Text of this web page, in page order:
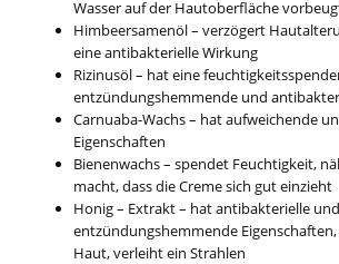
Wasser auf der Hautoberfläche
Himbeersamenöl – verzögert
eine antibakterielle Wirkung
Rizinusöl – hat eine
entzündungshemmende und
Carnuaba-Wachs – hat aufweichende
Eigenschaften
Bienenwachs – spendet Feuchtigkeit,
macht, dass die Creme sich gut einzieht
Honig – Extrakt – hat antibakterielle und
entzündungshemmende
Haut, verleiht ein Strahlen